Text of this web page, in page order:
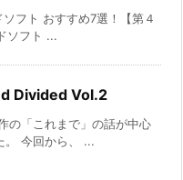
ソフト おすすめ7選！【第４
ソフト ...
Divided Vol.2
の「これまで」の話が中心
。 今回から、 ...